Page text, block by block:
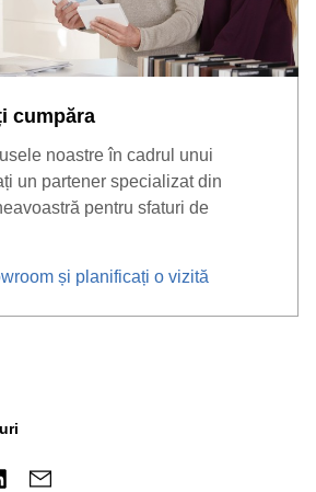
cumpăra
noastre în cadrul unui
un partener specializat din
pentru sfaturi de
și planificați o vizită